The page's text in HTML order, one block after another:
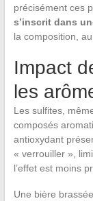
précisément ces
s’inscrit dans
la composition,
Impact
les
Les sulfites,
composés
antioxydant
« verrouiller »,
l’effet est moins
Une bière